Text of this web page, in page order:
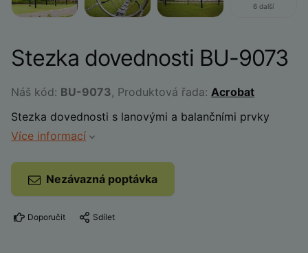
6 další
Stezka dovednosti BU-9073
Náš kód: BU-9073, Produktová řada: Acrobat
Stezka dovednosti s lanovými a balančními prvky
Více informací
Nezávazná poptávka
Doporučit Sdílet